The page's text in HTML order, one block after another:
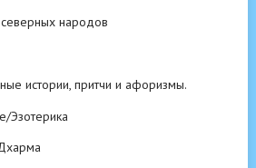
народов
истории, притчи и афоризмы.
Эзотерика